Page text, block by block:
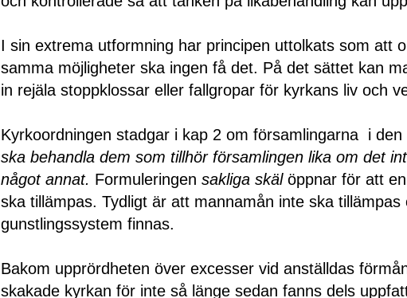
I sin extrema utformning har principen uttolkats som att
samma möjligheter ska ingen få det. På det sättet kan
in rejäla stoppklossar eller fallgropar för kyrkans liv och
Kyrkoordningen stadgar i kap 2 om församlingarna i den
ska behandla dem som tillhör församlingen lika om det
något annat. Formuleringen sakliga skälöppnar för att
ska tillämpas. Tydligt är att mannamån inte ska tillämpas
gunstlingssystem finnas.
Bakom upprördheten över excesser vid anställdas
skakade kyrkan för inte så länge sedan fanns dels